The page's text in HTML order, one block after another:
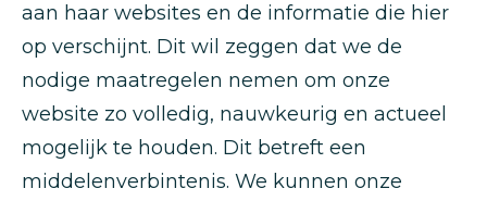
aan haar websites en de informatie die hier
op verschijnt. Dit wil zeggen dat we de
nodige maatregelen nemen om onze
website zo volledig, nauwkeurig en actueel
mogelijk te houden. Dit betreft een
middelenverbintenis. We kunnen onze